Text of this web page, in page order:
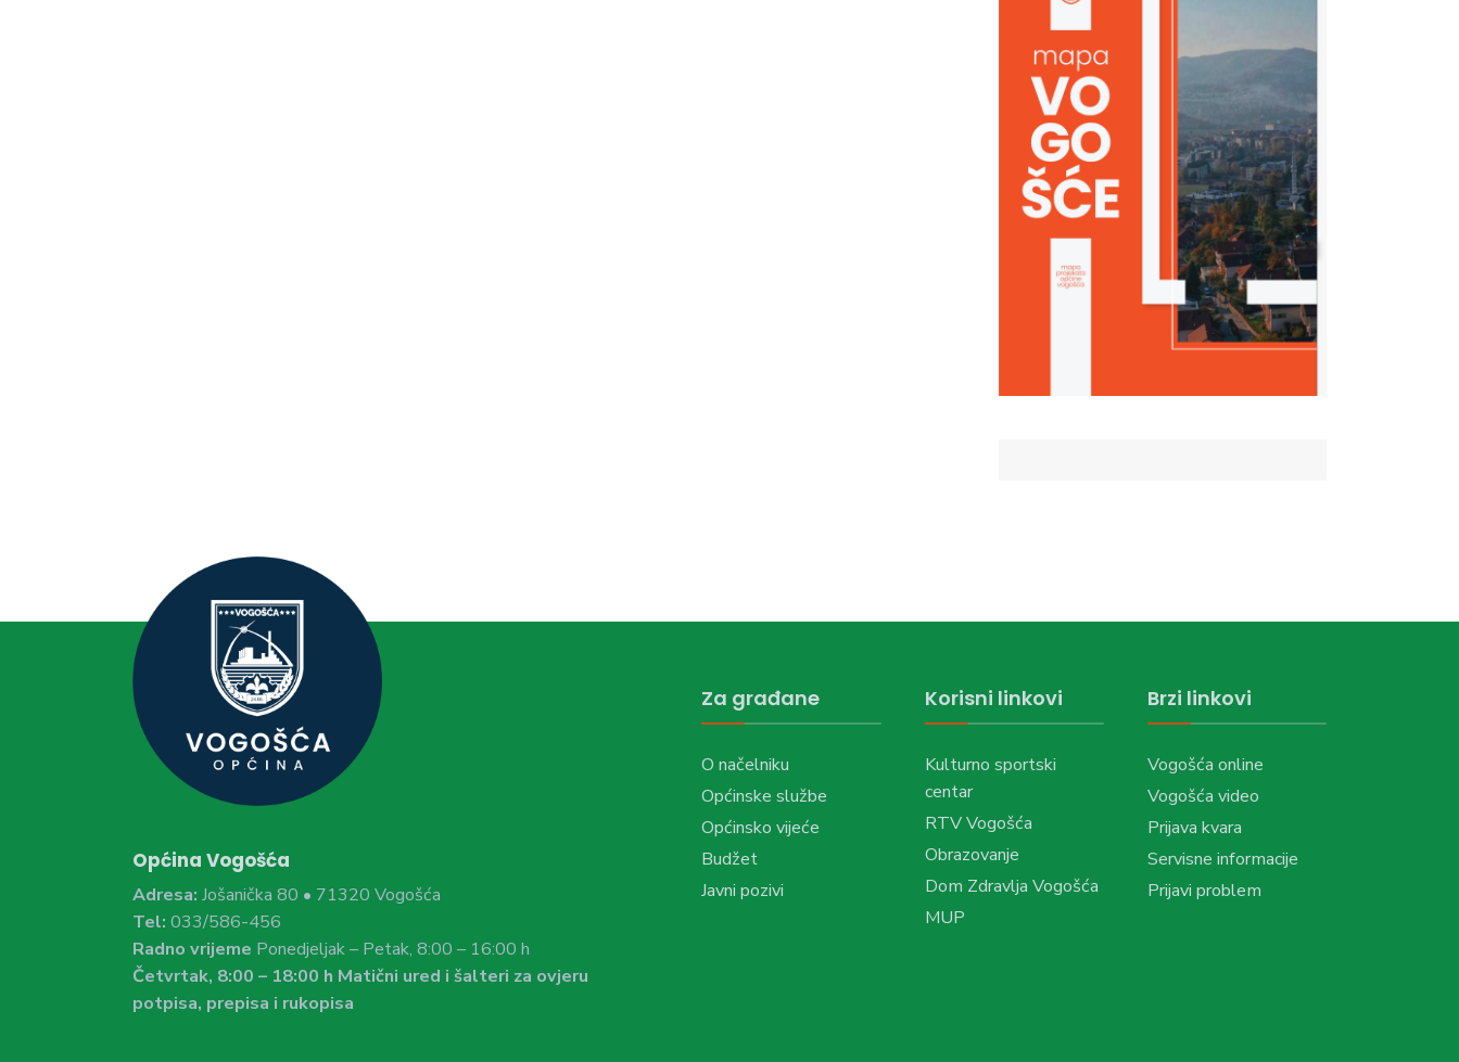
Općina Vogošća
Adresa: Jošanička 80 • 71320 Vogošća
Tel: 033/586-456
Radno vrijeme Ponedjeljak – Petak, 8:00 – 16:00 h
Četvrtak, 8:00 – 18:00 h Matični ured i šalteri za ovjeru
potpisa, prepisa i rukopisa
Za građane
O načelniku
Općinske službe
Općinsko vijeće
Budžet
Javni pozivi
Korisni linkovi
Kulturno sportski
centar
RTV Vogošća
Obrazovanje
Dom Zdravlja Vogošća
MUP
Brzi linkovi
Vogošća online
Vogošća video
Prijava kvara
Servisne informacije
Prijavi problem